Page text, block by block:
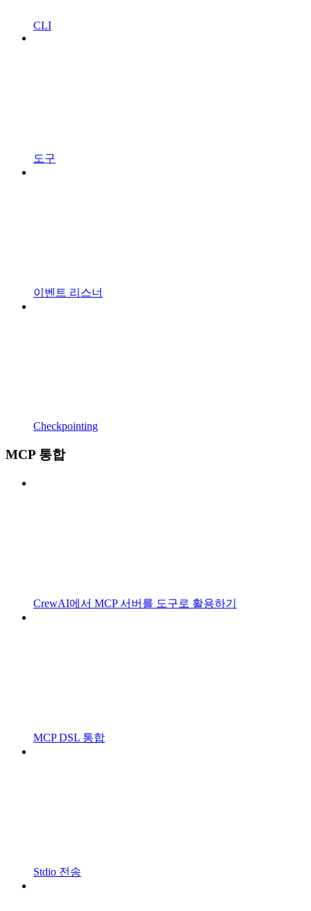
CLI
도구
이벤트 리스너
Checkpointing
MCP 통합
CrewAI에서 MCP 서버를 도구로 활용하기
MCP DSL 통합
Stdio 전송